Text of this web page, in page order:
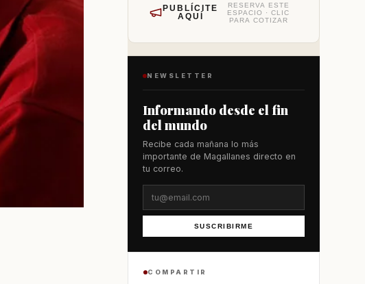
PUBLÍCITE
AQUÍ
RESERVA ESTE
ESPACIO · CLIC
PARA COTIZAR
NEWSLETTER
Informando desde el fin
del mundo
Recibe cada mañana lo más
importante de Magallanes directo en
tu correo.
SUSCRIBIRME
COMPARTIR